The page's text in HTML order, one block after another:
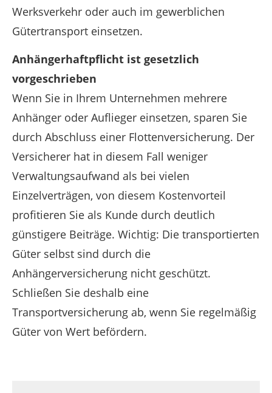
Werksverkehr oder auch im gewerblichen
Gütertransport einsetzen.
Anhängerhaftpflicht ist gesetzlich
vorgeschrieben
Wenn Sie in Ihrem Unternehmen mehrere
Anhänger oder Auflieger einsetzen, sparen Sie
durch Abschluss einer Flottenversicherung. Der
Versicherer hat in diesem Fall weniger
Verwaltungsaufwand als bei vielen
Einzelverträgen, von diesem Kostenvorteil
profitieren Sie als Kunde durch deutlich
günstigere Beiträge. Wichtig: Die transportierten
Güter selbst sind durch die
Anhängerversicherung nicht geschützt.
Schließen Sie deshalb eine
Transportversicherung ab, wenn Sie regelmäßig
Güter von Wert befördern.